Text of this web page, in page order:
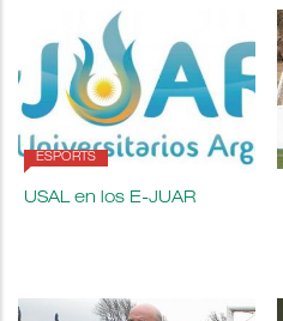
ESPORTS
USAL en los E-JUAR